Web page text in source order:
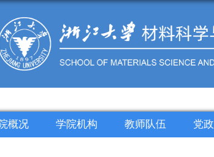
概况 学院机构 教师队伍 党